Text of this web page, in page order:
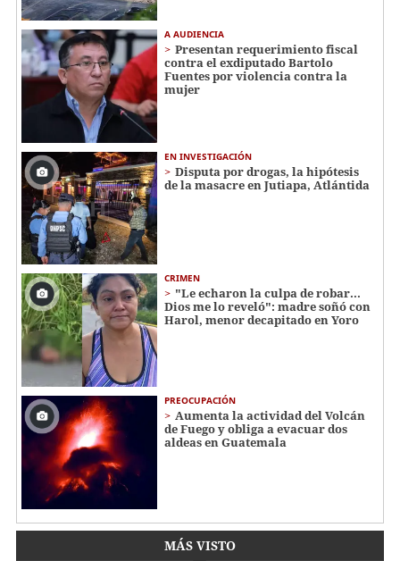
A AUDIENCIA
Presentan requerimiento fiscal
contra el exdiputado Bartolo
Fuentes por violencia contra la
mujer
EN INVESTIGACIÓN
Disputa por drogas, la hipótesis
de la masacre en Jutiapa, Atlántida
CRIMEN
"Le echaron la culpa de robar...
Dios me lo reveló": madre soñó con
Harol, menor decapitado en Yoro
PREOCUPACIÓN
Aumenta la actividad del Volcán
de Fuego y obliga a evacuar dos
aldeas en Guatemala
MÁS VISTO